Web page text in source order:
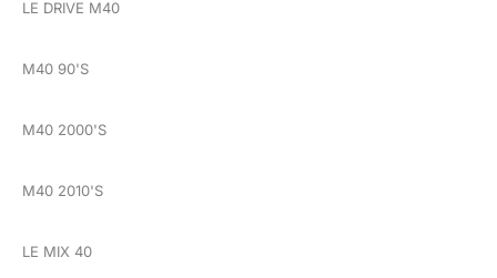
LE DRIVE M40
M40 90'S
M40 2000'S
M40 2010'S
LE MIX 40